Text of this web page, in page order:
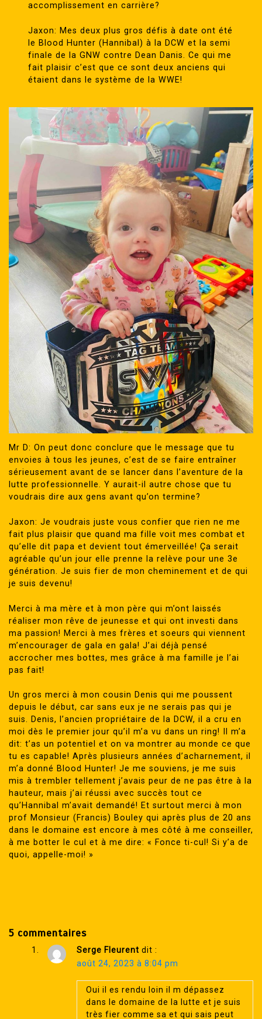
accomplissement en carrière?
Jaxon: Mes deux plus gros défis à date ont été
le Blood Hunter (Hannibal) à la DCW et la semi
finale de la GNW contre Dean Danis. Ce qui me
fait plaisir c’est que ce sont deux anciens qui
étaient dans le système de la WWE!
Mr D: On peut donc conclure que le message que tu
envoies à tous les jeunes, c’est de se faire entraîner
sérieusement avant de se lancer dans l’aventure de la
lutte professionnelle. Y aurait-il autre chose que tu
voudrais dire aux gens avant qu’on termine?
Jaxon: Je voudrais juste vous confier que rien ne me
fait plus plaisir que quand ma fille voit mes combat et
qu’elle dit papa et devient tout émerveillée! Ça serait
agréable qu’un jour elle prenne la relève pour une 3e
génération. Je suis fier de mon cheminement et de qui
je suis devenu!
Merci à ma mère et à mon père qui m’ont laissés
réaliser mon rêve de jeunesse et qui ont investi dans
ma passion! Merci à mes frères et soeurs qui viennent
m’encourager de gala en gala! J’ai déjà pensé
accrocher mes bottes, mes grâce à ma famille je l’ai
pas fait!
Un gros merci à mon cousin Denis qui me poussent
depuis le début, car sans eux je ne serais pas qui je
suis. Denis, l’ancien propriétaire de la DCW, il a cru en
moi dès le premier jour qu’il m’a vu dans un ring! Il m’a
dit: t’as un potentiel et on va montrer au monde ce que
tu es capable! Après plusieurs années d’acharnement, il
m’a donné Blood Hunter! Je me souviens, je me suis
mis à trembler tellement j’avais peur de ne pas être à la
hauteur, mais j’ai réussi avec succès tout ce
qu’Hannibal m’avait demandé! Et surtout merci à mon
prof Monsieur (Francis) Bouley qui après plus de 20 ans
dans le domaine est encore à mes côté à me conseiller,
à me botter le cul et à me dire: « Fonce ti-cul! Si y’a de
quoi, appelle-moi! »
5 commentaires
Serge Fleurent dit :
août 24, 2023 à 8:04 pm
Oui il es rendu loin il m dépassez
dans le domaine de la lutte et je suis
très fier comme sa et qui sais peut